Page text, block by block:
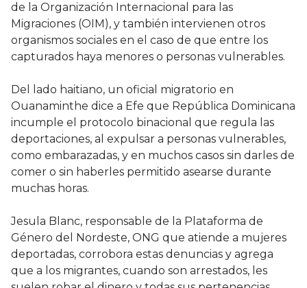
de la Organización Internacional para las
Migraciones (OIM), y también intervienen otros
organismos sociales en el caso de que entre los
capturados haya menores o personas vulnerables.
Del lado haitiano, un oficial migratorio en
Ouanaminthe dice a Efe que República Dominicana
incumple el protocolo binacional que regula las
deportaciones, al expulsar a personas vulnerables,
como embarazadas, y en muchos casos sin darles de
comer o sin haberles permitido asearse durante
muchas horas.
Jesula Blanc, responsable de la Plataforma de
Género del Nordeste, ONG que atiende a mujeres
deportadas, corrobora estas denuncias y agrega
que a los migrantes, cuando son arrestados, les